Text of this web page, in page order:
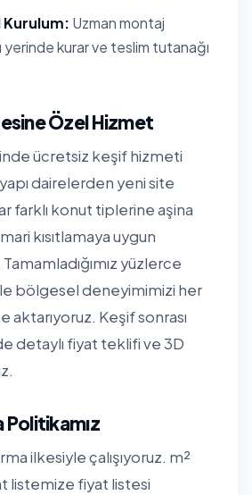
Uzman montaj
yerinde kurar ve teslim tutanağı
Özel Hizmet
ücretsiz keşif hizmeti
dairelerden yeni site
farklı konut tiplerine aşina
kısıtlamaya uygun
yüzlerce
bölgesel deneyimimizi her
aktarıyoruz. Keşif sonrası
detaylı fiyat teklifi ve 3D
Politikamız
ilkesiyle çalışıyoruz. m²
listemize fiyat listesi